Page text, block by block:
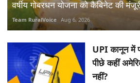
वर्षीय गोबरधन योजना को कैबिनेट की
Team RuralVoice Aug 6, 2026
UPI कानून में
पीछे कहीं
नहीं?